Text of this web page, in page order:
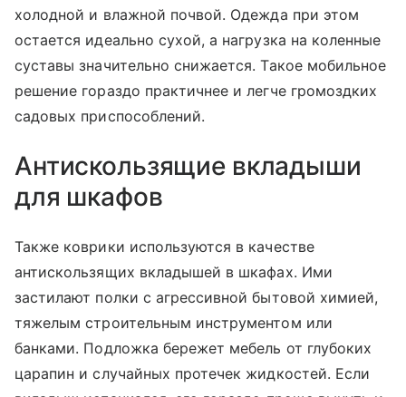
холодной и влажной почвой. Одежда при этом
остается идеально сухой, а нагрузка на коленные
суставы значительно снижается. Такое мобильное
решение гораздо практичнее и легче громоздких
садовых приспособлений.
Антискользящие вкладыши
для шкафов
Также коврики используются в качестве
антискользящих вкладышей в шкафах. Ими
застилают полки с агрессивной бытовой химией,
тяжелым строительным инструментом или
банками. Подложка бережет мебель от глубоких
царапин и случайных протечек жидкостей. Если